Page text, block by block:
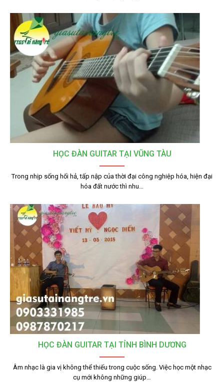
HỌC ĐÀN GUITAR TẠI VŨNG TÀU
Trong nhịp sống hối hả, tấp nập của thời đại công nghiệp hóa, hiện đại
hóa đất nước thì nhu…
HỌC ĐÀN GUITAR TẠI TỈNH BÌNH DƯƠNG
Âm nhạc là gia vị không thể thiếu trong cuộc sống. Việc học một nhạc
cụ mới không những giúp…